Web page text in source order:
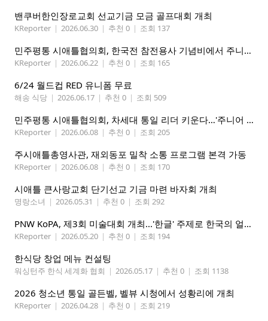
밴쿠버한인장로교회 선교기금 모금 골프대회 개최
KReporter | 2026.06.30 | 추천 0 | 조회 137
민주평통 시애틀협의회, 한국전 참전용사 기념비에서 주니어 평통 첫 대면 임명식 및 워크숍 성황리 개최
KReporter | 2026.06.22 | 추천 0 | 조회 165
6/24 월드컵 RED 유니폼 무료
해송 식당 | 2026.06.17 | 추천 0 | 조회 509
민주평통 시애틀협의회, 차세대 통일 리더 키운다…'주니어 평통' 발대식 성황리 개최
KReporter | 2026.06.08 | 추천 0 | 조회 205
주시애틀총영사관, 재외동포 밀착 소통 프로그램 본격 가동
KReporter | 2026.06.08 | 추천 0 | 조회 170
시애틀 큰사랑교회 단기선교 기금 마련 바자회 개최
명랑소녀 | 2026.05.31 | 추천 0 | 조회 292
PNW KoPA, 제3회 미술대회 개최...'한글' 주제로 한국의 얼을 담는다
KReporter | 2026.05.20 | 추천 0 | 조회 194
한식당 창업 메뉴 컨설팅
워싱턴주 한식 세계화 협회 | 2026.05.17 | 추천 0 | 조회 1138
2026 청소년 통일 골든벨, 벨뷰 시청에서 성황리에 개최
KReporter | 2026.04.28 | 추천 0 | 조회 219